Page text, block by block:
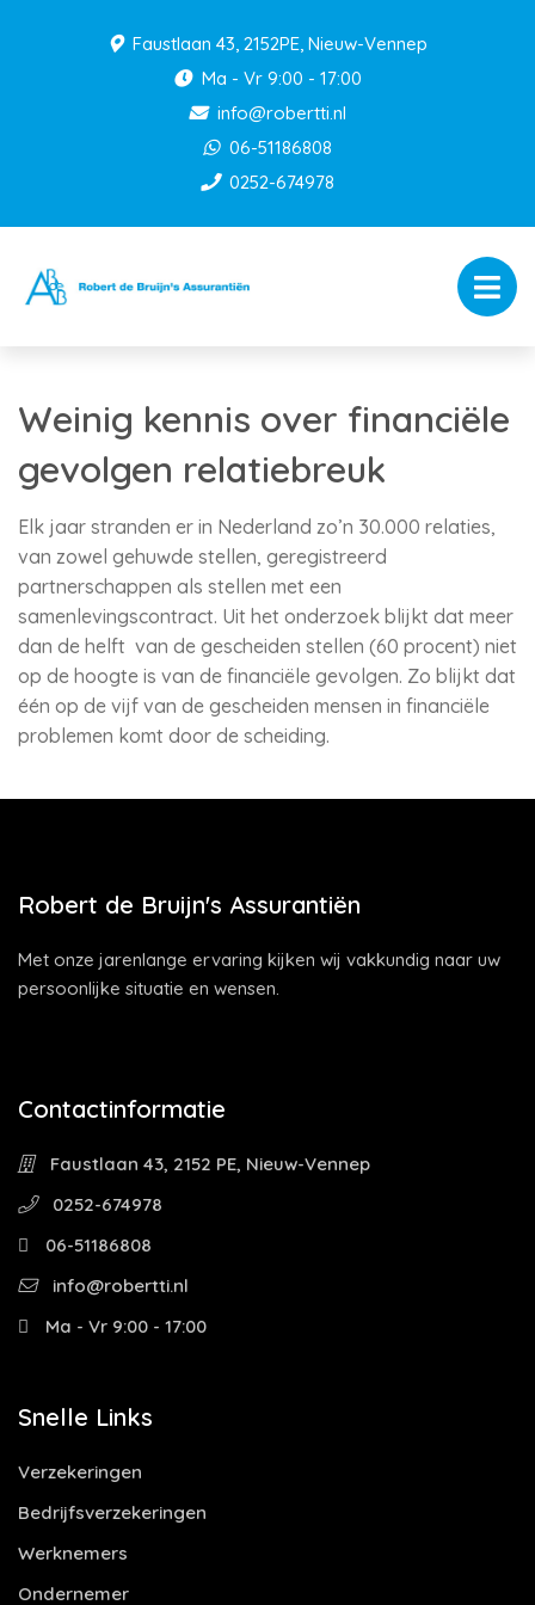
Faustlaan 43, 2152PE, Nieuw-Vennep
Ma - Vr 9:00 - 17:00
info@robertti.nl
06-51186808
0252-674978
Weinig kennis over financiële
gevolgen relatiebreuk
Elk jaar stranden er in Nederland zo’n 30.000 relaties,
van zowel gehuwde stellen, geregistreerd
partnerschappen als stellen met een
samenlevingscontract. Uit het onderzoek blijkt dat meer
dan de helft van de gescheiden stellen (60 procent) niet
op de hoogte is van de financiële gevolgen. Zo blijkt dat
één op de vijf van de gescheiden mensen in financiële
problemen komt door de scheiding.
Robert de Bruijn's Assurantiën
Met onze jarenlange ervaring kijken wij vakkundig naar uw
persoonlijke situatie en wensen.
Contactinformatie
Faustlaan 43, 2152 PE, Nieuw-Vennep
0252-674978
06-51186808
info@robertti.nl
Ma - Vr 9:00 - 17:00
Snelle Links
Verzekeringen
Bedrijfsverzekeringen
Werknemers
Ondernemer